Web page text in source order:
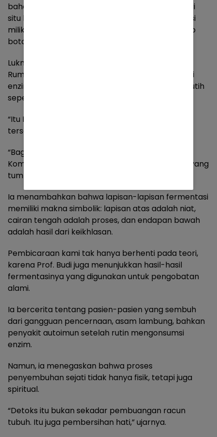
bahan, tetapi juga getaran batin si pembuat. Dari
situ kami mengerti mengapa ruangan fermentasi
miliknya terasa hangat dan tenang, seolah setiap
botol menyimpan doa.
Lukni Maulana kemudian menceritakan bahwa di
Rumah Hijau ia juga mengembangkan fermentasi
enzim, tetapi di dasar wadah muncul endapan putih
seperti jamur.
“Itu Kombucha,” jawab Prof. Budi cepat sambil
tersenyum.
“Bagus sekali! Itu tandanya enzimmu hidup.
Kombucha adalah bakteri baik, kehidupan baru yang
tumbuh dari kesabaranmu.”
Ia menambahkan bahwa lapisan-lapisan fermentasi
memiliki makna simbolik: lapisan atas adalah niat,
cairan tengah adalah proses, dan endapan bawah
adalah hasil dari keikhlasan.
Pembicaraan kami tak hanya berhenti pada teori,
karena Prof. Budi juga menunjukkan hasil-hasil
fermentasinya yang digunakan untuk pengobatan
alami.
Ia bercerita tentang pasien-pasien yang sembuh
dari gangguan pencernaan, asam lambung, bahkan
penyakit autoimun setelah rutin mengonsumsi
enzim.
Namun, ia menegaskan bahwa proses
penyembuhan sejati tidak hanya fisik, tetapi juga
spiritual.
“Detoks itu bukan sekadar pembuangan racun
tubuh. Itu juga pembersihan hati,” ujarnya.